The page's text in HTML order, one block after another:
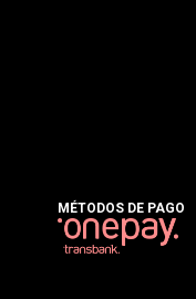
MÉTODOS DE PAGO